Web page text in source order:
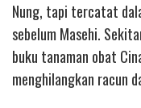
Nung, tapi tercatat
sebelum Masehi.
buku tanaman obat
menghilangkan racun